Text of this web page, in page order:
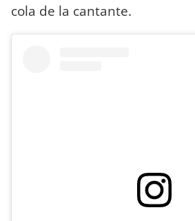
cola de la cantante.